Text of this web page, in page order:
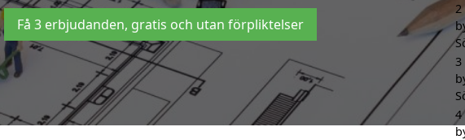
Få 3 erbjudanden, gratis och utan förpliktelser
2
3
4